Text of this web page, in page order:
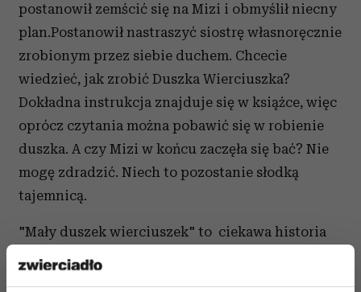
postanowił zemścić się na Mizi i obmyślił niecny
plan.Postanowił nastraszyć siostrę własnoręcznie
zrobionym przez siebie duchem. Chcecie
wiedzieć, jak zrobić Duszka Wierciuszka?
Dokładna instrukcja znajduje się w książce, więc
oprócz czytania można pobawić się w robienie
duszka. A czy Mizi w końcu zaczęła się bać? Nie
mogę zdradzić. Niech to pozostanie słodką
tajemnicą.
"Mały duszek wierciuszek" to ciekawa historia
zabarwiona dużą dawką humoru. Pozwala